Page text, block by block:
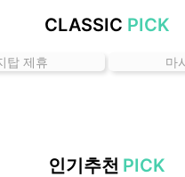
CLASSIC PICK
탑 제휴 마
인기추천 PICK